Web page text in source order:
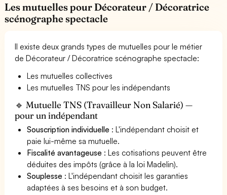
Les mutuelles pour Décorateur / Décoratrice
scénographe spectacle
Il existe deux grands types de mutuelles pour le métier
de Décorateur / Décoratrice scénographe spectacle:
Les mutuelles collectives
Les mutuelles TNS pour les indépendants
🔹 Mutuelle TNS (Travailleur Non Salarié) —
pour un indépendant
Souscription individuelle : L'indépendant choisit et
paie lui-même sa mutuelle.
Fiscalité avantageuse : Les cotisations peuvent être
déduites des impôts (grâce à la loi Madelin).
Souplesse : L'indépendant choisit les garanties
adaptées à ses besoins et à son budget.